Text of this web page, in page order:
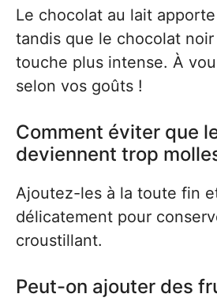
Le chocolat au lait
tandis que le chocolat
touche plus intense. À
selon vos goûts !
Comment éviter que
deviennent trop
Ajoutez-les à la toute fin
délicatement pour
croustillant.
Peut-on ajouter des